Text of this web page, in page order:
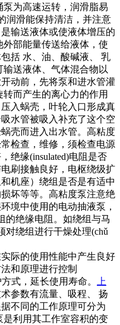
为高速运转，润滑脂易
润滑能保持清洁，并注意
输送液体或使液体增压的
部能量传送给液体，使
括 水、油、酸碱液、 乳
送液体、气体混合物以
动前，先将泵和进水管灌
而产生的离心力的作用
入蜗壳，叶轮入口形成真
水管被吸入补充了这个空
壳而进入出水管。高粘度
检查，维修，须检查电源
绝缘(insulated)电阻是否
刷接触良好，电枢绕级扩
机座）绕组是否是有适中
坏等等。高粘度泵注意绝
境中使用的电动抽液泵，
的绝缘电阻。如绕组与马
对绕组进行干燥处理(chǔ
际的使用性能中产生良好
和原理进行控制
式，延长使用寿命。
上
参数有流量、吸程、 扬
不同的工作原理可分为
利用其工作室容积的变